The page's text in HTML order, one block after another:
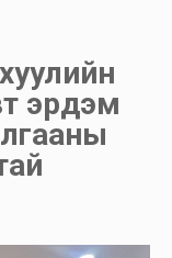
эрдэм